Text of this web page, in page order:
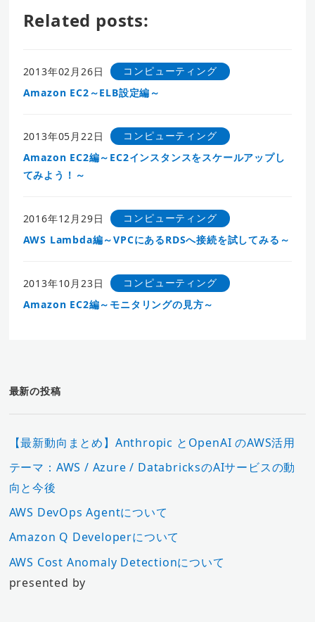
Related posts:
2013年02月26日
コンピューティング
Amazon EC2～ELB設定編～
2013年05月22日
コンピューティング
Amazon EC2編～EC2インスタンスをスケールアップし
てみよう！～
2016年12月29日
コンピューティング
AWS Lambda編～VPCにあるRDSへ接続を試してみる～
2013年10月23日
コンピューティング
Amazon EC2編～モニタリングの見方～
最新の投稿
【最新動向まとめ】Anthropic とOpenAI のAWS活用
テーマ：AWS / Azure / DatabricksのAIサービスの動
向と今後
AWS DevOps Agentについて
Amazon Q Developerについて
AWS Cost Anomaly Detectionについて
presented by